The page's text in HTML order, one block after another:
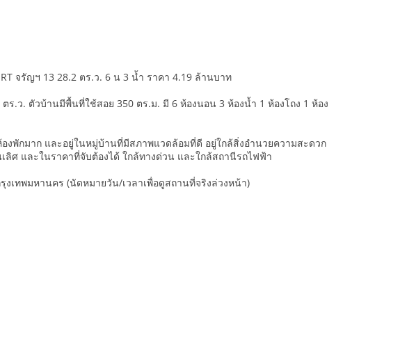
จรัญฯ 13 28.2 ตร.ว. 6 น 3 น้ำ ราคา 4.19 ล้านบาท
.ว. ตัวบ้านมีพื้นที่ใช้สอย 350 ตร.ม. มี 6 ห้องนอน 3 ห้องน้ำ 1 ห้องโถง 1 ห้อง
พักมาก และอยู่ในหมู่บ้านที่มีสภาพแวดล้อมที่ดี อยู่ใกล้สิ่งอำนวยความสะดวก
ศ และในราคาที่จับต้องได้ ใกล้ทางด่วน และใกล้สถานีรถไฟฟ้า
เทพมหานคร (นัดหมายวัน/เวลาเพื่อดูสถานที่จริงล่วงหน้า)